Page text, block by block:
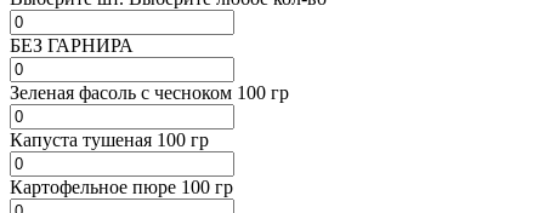
БЕЗ ГАРНИРА
Зеленая фасоль с чесноком 100 гр
Капуста тушеная 100 гр
Картофельное пюре 100 гр